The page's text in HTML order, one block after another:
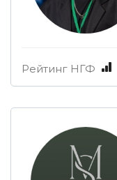
Рейтинг НГФ